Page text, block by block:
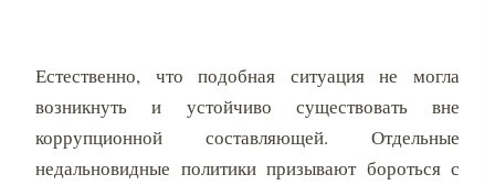
Естественно, что подобная ситуация не могла
возникнуть и устойчиво существовать вне
коррупционной составляющей. Отдельные
недальновидные политики призывают бороться с